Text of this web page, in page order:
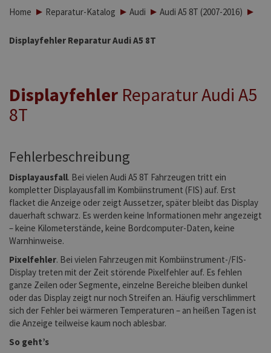
Home Reparatur-Katalog Audi Audi A5 8T (2007-2016)
Displayfehler Reparatur Audi A5 8T
Displayfehler Reparatur Audi A5
8T
Fehlerbeschreibung
Displayausfall. Bei vielen Audi A5 8T Fahrzeugen tritt ein
kompletter Displayausfall im Kombiinstrument (FIS) auf. Erst
flacket die Anzeige oder zeigt Aussetzer, später bleibt das Display
dauerhaft schwarz. Es werden keine Informationen mehr angezeigt
– keine Kilometerstände, keine Bordcomputer-Daten, keine
Warnhinweise.
Pixelfehler. Bei vielen Fahrzeugen mit Kombiinstrument-/FIS-
Display treten mit der Zeit störende Pixelfehler auf. Es fehlen
ganze Zeilen oder Segmente, einzelne Bereiche bleiben dunkel
oder das Display zeigt nur noch Streifen an. Häufig verschlimmert
sich der Fehler bei wärmeren Temperaturen – an heißen Tagen ist
die Anzeige teilweise kaum noch ablesbar.
So geht’s